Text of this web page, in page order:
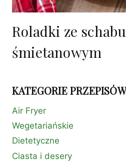
Roladki ze
śmietanowym
KATEGORIE
Air Fryer
Wegetariańskie
Dietetyczne
Ciasta i desery